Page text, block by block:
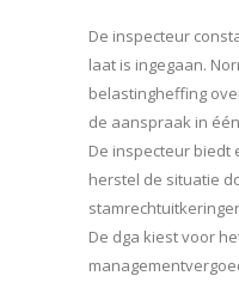
De inspecteur
laat is ingegaan.
belastingheffing
de aanspraak in
De inspecteur biedt
herstel de situatie
De dga kiest voor